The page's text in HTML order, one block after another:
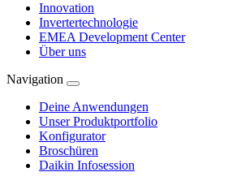
Innovation
Invertertechnologie
EMEA Development Center
Über uns
Navigation
Deine Anwendungen
Unser Produktportfolio
Konfigurator
Broschüren
Daikin Infosession